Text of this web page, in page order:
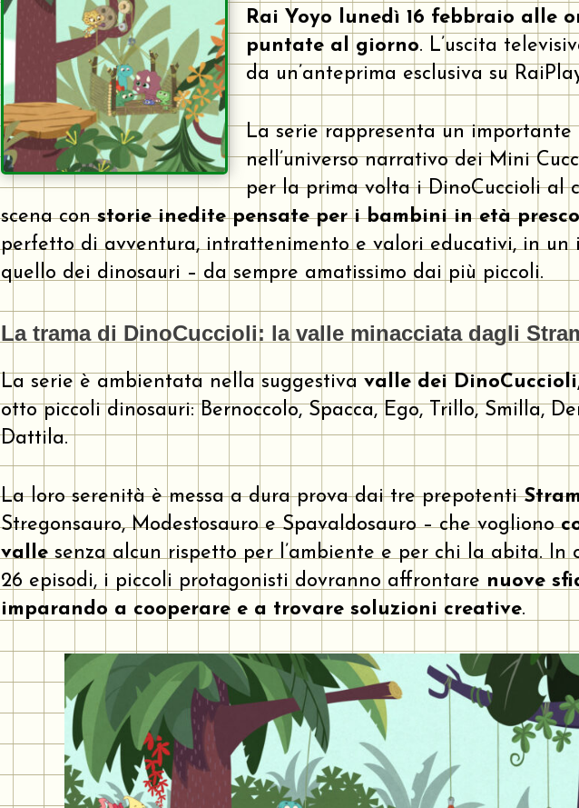
Rai Yoyo lunedì 16 febbraio alle
puntate al giorno. L’uscita
da un’anteprima esclusiva su
La serie rappresenta un importante
nell’universo narrativo dei Mini
per la prima volta i DinoCuccioli al
scena constorie inedite pensate per i bambini in età
perfetto di avventura, intrattenimento e valori educativi, in un
quello dei dinosauri – da sempre amatissimo dai più piccoli.
La trama di DinoCuccioli: la valle minacciata dagli
La serie è ambientata nella suggestiva valle dei DinoCuccioli
otto piccoli dinosauri: Bernoccolo, Spacca, Ego, Trillo, Smilla,
Dattila.
La loro serenità è messa a dura prova dai tre prepotenti
Stregonsauro, Modestosauro e Spavaldosauro – che vogliono
vallesenza alcun rispetto per l’ambiente e per chi la abita. In
26 episodi, i piccoli protagonisti dovranno affrontare nuove
imparando a cooperare e a trovare soluzioni creative.